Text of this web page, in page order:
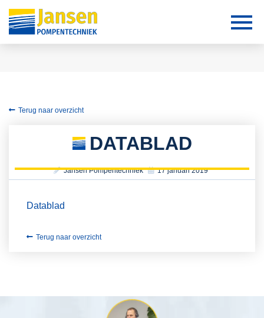
Terug naar overzicht
DATABLAD
Jansen Pompentechniek 17 januari 2019
Datablad
Terug naar overzicht